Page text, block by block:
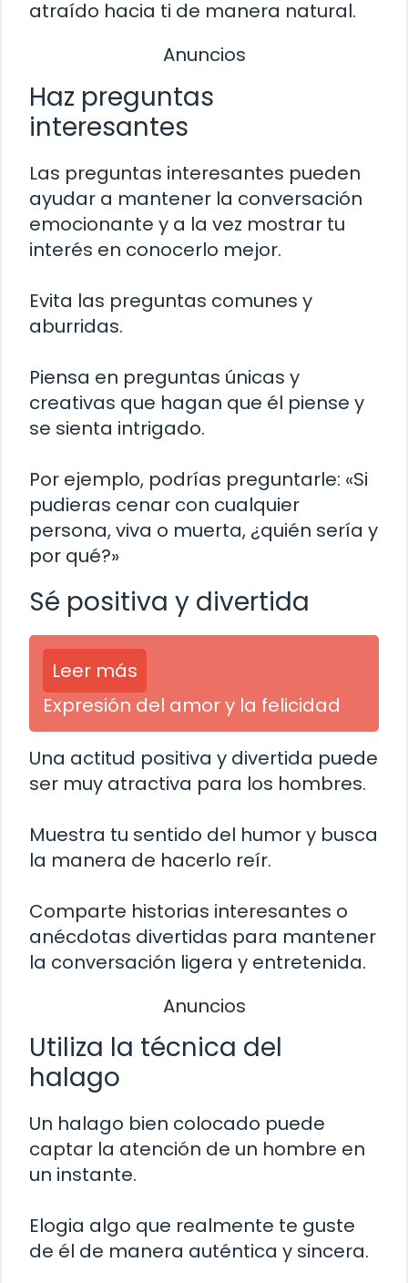
atraído hacia ti de manera natural.
Anuncios
Haz preguntas
interesantes
Las preguntas interesantes pueden
ayudar a mantener la conversación
emocionante y a la vez mostrar tu
interés en conocerlo mejor.
Evita las preguntas comunes y
aburridas.
Piensa en preguntas únicas y
creativas que hagan que él piense y
se sienta intrigado.
Por ejemplo, podrías preguntarle: «Si
pudieras cenar con cualquier
persona, viva o muerta, ¿quién sería y
por qué?»
Sé positiva y divertida
Leer más
Expresión del amor y la felicidad
Una actitud positiva y divertida puede
ser muy atractiva para los hombres.
Muestra tu sentido del humor y busca
la manera de hacerlo reír.
Comparte historias interesantes o
anécdotas divertidas para mantener
la conversación ligera y entretenida.
Anuncios
Utiliza la técnica del
halago
Un halago bien colocado puede
captar la atención de un hombre en
un instante.
Elogia algo que realmente te guste
de él de manera auténtica y sincera.